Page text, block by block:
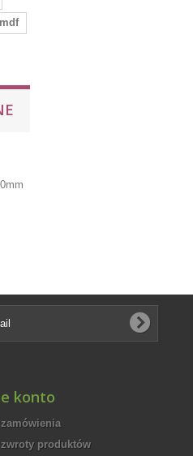
mdf
konto
zwroty produktów